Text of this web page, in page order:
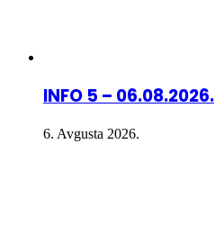
INFO 5 – 06.08.2026.
6. Avgusta 2026.